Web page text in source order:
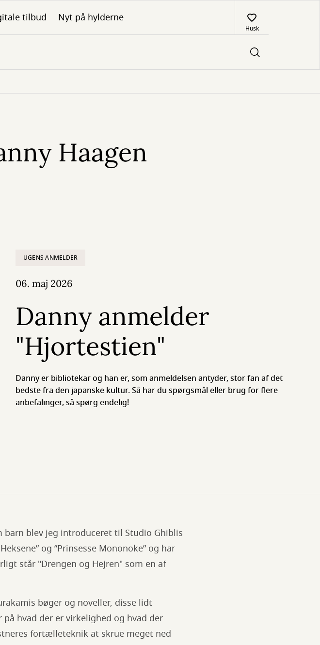
tilbud Nyt på hylderne
Husk
Haagen
UGENS ANMELDER
06. maj 2026
Danny anmelder
"Hjortestien"
Danny er bibliotekar og han er, som anmeldelsen antyder, stor fan af det
bedste fra den japanske kultur. Så har du spørgsmål eller brug for flere
anbefalinger, så spørg endelig!
blev jeg introduceret til Studio Ghiblis
og ”Prinsesse Mononoke” og har
står "Drengen og Hejren" som en af
bøger og noveller, disse lidt
hvad der er virkelighed og hvad der
fortælleteknik at skrue meget ned